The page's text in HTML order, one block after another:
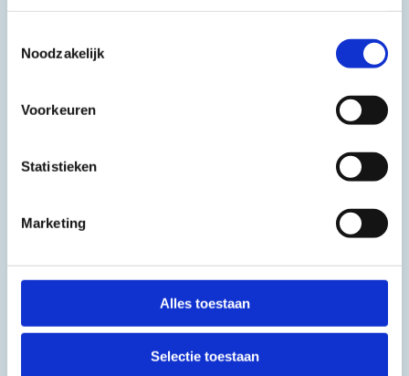
Noodzakelijk
Voorkeuren
Statistieken
Marketing
Alles toestaan
Selectie toestaan
fibromyalgie. Dit maakt het een veelzijdige behandelingsoptie die